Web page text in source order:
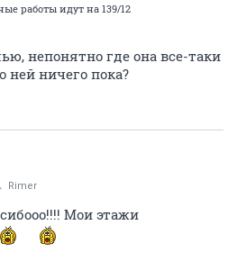
работы идут на 139/12
непонятно где она все-таки
ней ничего пока?
Rimer
Мои этажи